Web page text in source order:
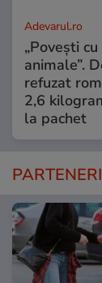
Adevarul.ro
„Povești
animale”.
refuzat
2,6
la pachet
PARTENERI